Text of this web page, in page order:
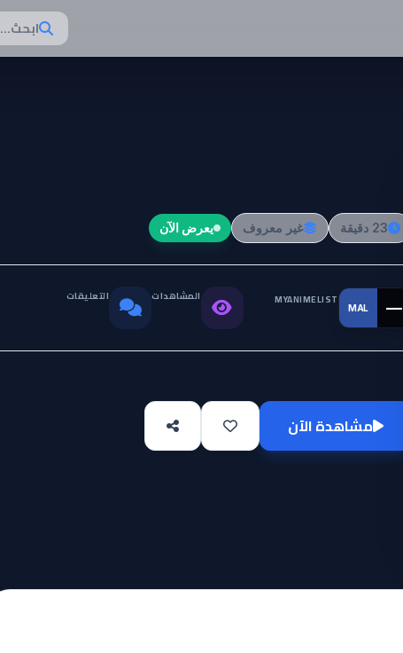
ابحث...
23 دقيقة غير معروف يعرض الآن
MAL —
MYANIMELIST المشاهدات التعليقات
مشاهدة الآن